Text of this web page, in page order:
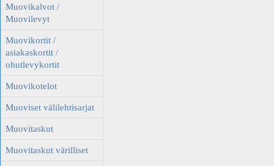
Muovikalvot /
Muovilevyt
Muovikortit /
asiakaskortit /
ohutlevykortit
Muovikotelot
Muoviset välilehtisarjat
Muovitaskut
Muovitaskut värilliset